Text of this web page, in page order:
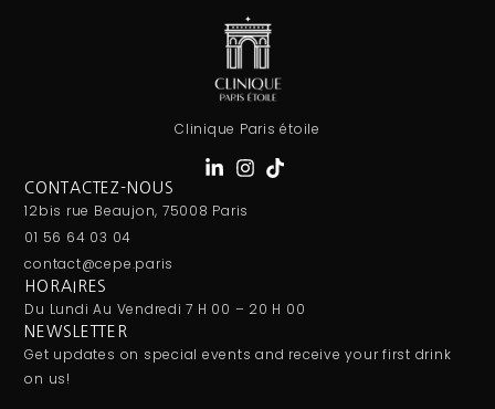
Clinique Paris étoile
CONTACTEZ-NOUS
12bis rue Beaujon, 75008 Paris
01 56 64 03 04
contact@cepe.paris
HORAIRES
Du Lundi Au Vendredi 7 H 00 – 20 H 00
NEWSLETTER
Get updates on special events and receive your first drink
on us!